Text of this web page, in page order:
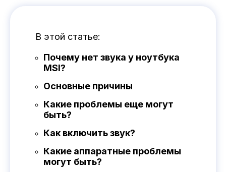
В этой статье:
Почему нет звука у ноутбука
MSI?
Основные причины
Какие проблемы еще могут
быть?
Как включить звук?
Какие аппаратные проблемы
могут быть?